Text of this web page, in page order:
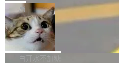
一在人才争夺战中失血的公司。六
连失两员大将：Noam Shazeer 去
er HE-AAC 960 解码 (DAB+)
filter 添加 AMF Frame Rate
_amf) filter SMPTE 2094-50 元数
通 ProRes RAW VideoToolbox 硬
V ...
Code 在 X 上发帖：「DeepSeek
tokens on August 1st. 5T of free
on OpenCode Go.」79.8 万次浏
DeepSeek一天消耗了8万亿# 上
注意这是 OpenCode 一家的消耗
局
NetBSD 11.0 正式发布
NetBSD 11.0 现已正式发布，这
作系统的第十八个主要版本。 自
白开水不加糖